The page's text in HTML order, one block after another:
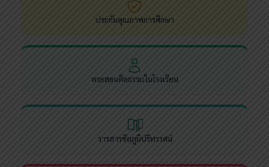
ประกันคุณภาพการศึกษา
พระสอนศีลธรรมในโรงเรียน
วารสารชัยภูมิปริทรรศน์